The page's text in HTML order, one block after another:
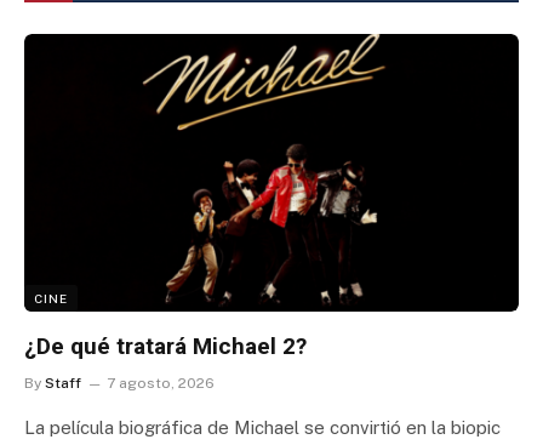
CINE
¿De qué tratará Michael 2?
By Staff 7 agosto, 2026
La película biográfica de Michael se convirtió en la biopic